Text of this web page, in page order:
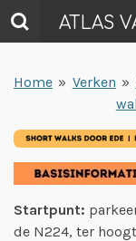
Ga
direct
de
ATLAS
Home » Verken »
Startpunt:
de N224, ter